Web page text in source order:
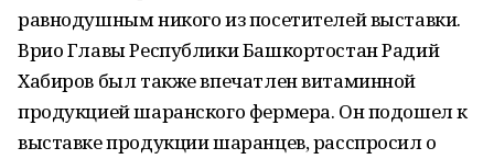
равнодушным никого из посетителей выставки.
Врио Главы Республики Башкортостан Радий
Хабиров был также впечатлен витаминной
продукцией шаранского фермера. Он подошел к
выставке продукции шаранцев, расспросил о